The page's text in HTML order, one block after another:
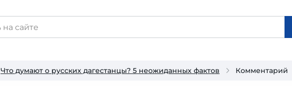
Что думают о русских дагестанцы? 5 неожиданных фактов Комментарий